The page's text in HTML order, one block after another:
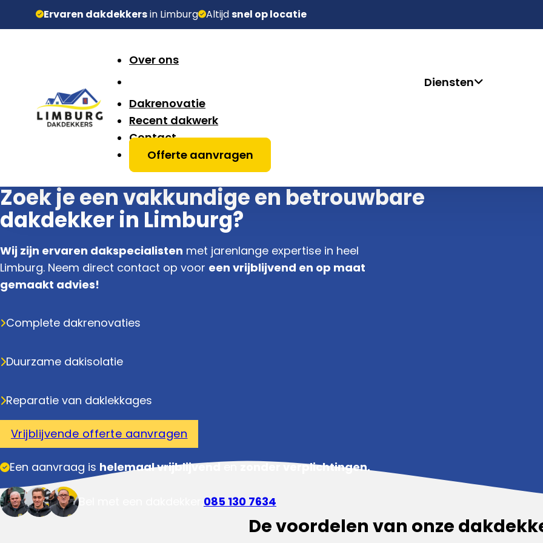
Ervaren dakdekkersin Limburg Altijdsnel op locatie
Over ons
Diensten
Dakrenovatie
Recent dakwerk
Contact
Offerte aanvragen
Zoek je een vakkundige en betrouwbare
dakdekker in Limburg?
Wij zijn ervaren dakspecialisten met jarenlange expertise in heel
Limburg. Neem direct contact op voor een vrijblijvend en op maat
gemaakt advies!
Complete dakrenovaties
Duurzame dakisolatie
Reparatie van daklekkages
Vrijblijvende offerte aanvragen
Een aanvraag is helemaal vrijblijvenden zonder verplichtingen.
085 130 7634
De voordelen van onze